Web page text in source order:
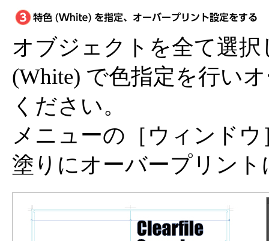
オブジェクトを全て選
(White) で色指定を行い
ください。
メニューの［ウィンド
塗りにオーバープリン